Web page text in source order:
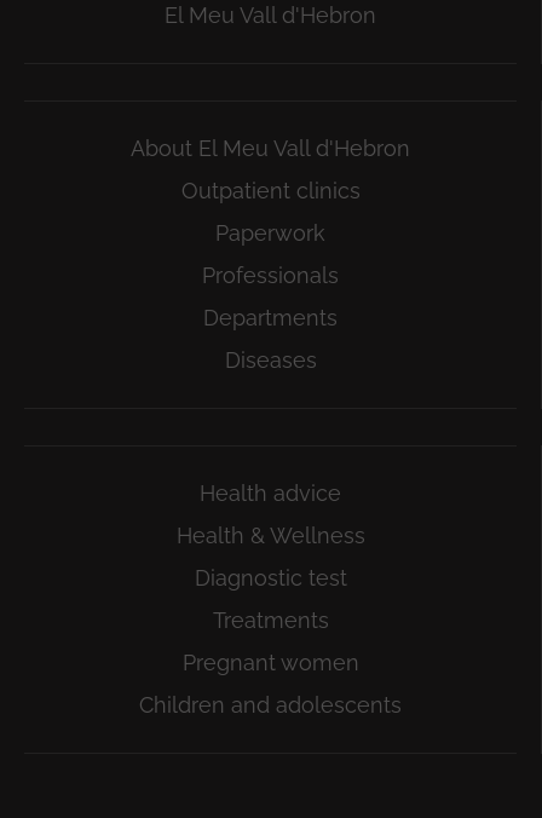
El Meu Vall d'Hebron
About El Meu Vall d'Hebron
Outpatient clinics
Paperwork
Professionals
Departments
Diseases
Health advice
Health & Wellness
Diagnostic test
Treatments
Pregnant women
Children and adolescents